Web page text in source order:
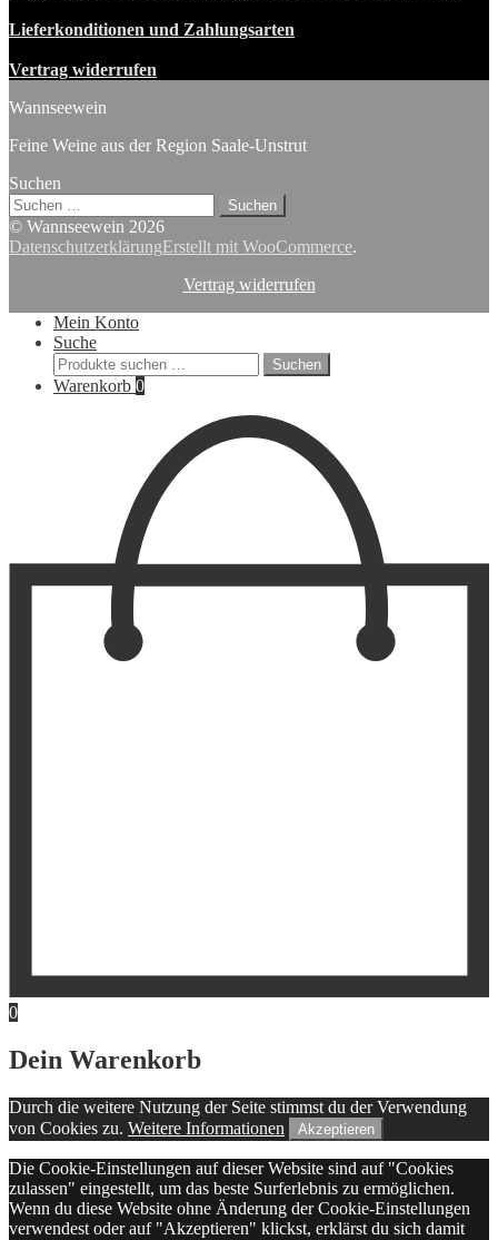
Lieferkonditionen und Zahlungsarten
Vertrag widerrufen
Wannseewein
Feine Weine aus der Region Saale-Unstrut
Suchen
Suchen
nach:
© Wannseewein 2026
DatenschutzerklärungErstellt mit WooCommerce.
Vertrag widerrufen
Mein Konto
Suche
Suchen
nach:
Suchen
Warenkorb 0
0
Dein Warenkorb
Durch die weitere Nutzung der Seite stimmst du der Verwendung
von Cookies zu. Weitere Informationen Akzeptieren
Die Cookie-Einstellungen auf dieser Website sind auf "Cookies
zulassen" eingestellt, um das beste Surferlebnis zu ermöglichen.
Wenn du diese Website ohne Änderung der Cookie-Einstellungen
verwendest oder auf "Akzeptieren" klickst, erklärst du sich damit